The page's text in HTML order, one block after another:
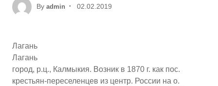
By admin
Posted
02.02.2019
Лагань
Лагань
город, р.ц., Калмыкия. Возник в 1870 г. как пос.
крестьян-переселенцев из центр. России на о.